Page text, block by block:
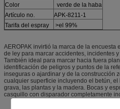
Color
verde de la haba
Artículo no.
APK-8211-1
Tarifa del espray
>el 99%
AEROPAK invirtió la marca de la
de ley para marcar accidentes, incidentes
También ideal para marcar hacia fuera
identificación de peligros y puntos de la
inseguras o ajardinar y de la construcción
cualquier superficie incluyendo el betún,
grava, las plantas y la madera. Bocas y
casquillo con disparador completamente